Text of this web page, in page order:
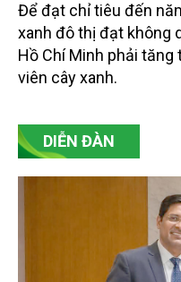
Để đạt chỉ tiêu đến
xanh đô thị đạt không
Hồ Chí Minh phải
viên cây xanh.
DIỄN ĐÀN